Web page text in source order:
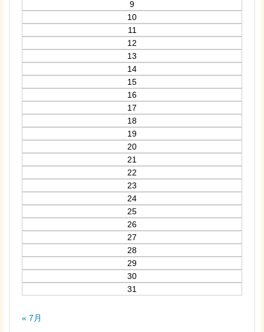
9
10
11
12
13
14
15
16
17
18
19
20
21
22
23
24
25
26
27
28
29
30
31
« 7月